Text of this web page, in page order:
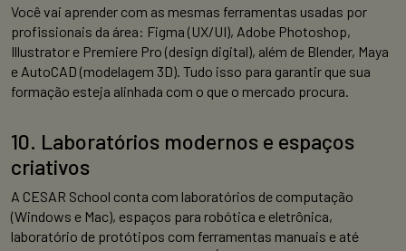
Você vai aprender com as mesmas ferramentas usadas por
profissionais da área: Figma (UX/UI), Adobe Photoshop,
Illustrator e Premiere Pro (design digital), além de Blender, Maya
e AutoCAD (modelagem 3D). Tudo isso para garantir que sua
formação esteja alinhada com o que o mercado procura.
10. Laboratórios modernos e espaços
criativos
A CESAR School conta com laboratórios de computação
(Windows e Mac), espaços para robótica e eletrônica,
laboratório de protótipos com ferramentas manuais e até